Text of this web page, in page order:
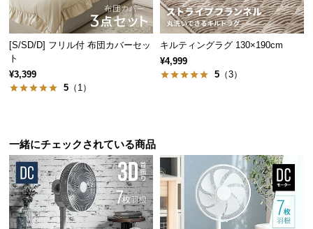
い
て
証
に
て
会
員
規
約
[S/SD/D] フリル付 布団カバーセッ
ト
¥3,399
5 （1）
キルティングラグ 130×190cm
¥4,999
5 （3）
一緒にチェックされている商品